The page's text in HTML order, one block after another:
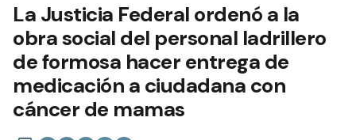
La Justicia Federal ordenó a la
obra social del personal ladrillero
de formosa hacer entrega de
medicación a ciudadana con
cáncer de mamas